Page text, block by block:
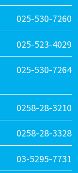
025-530-7260
025-523-4029
025-530-7264
0258-28-3210
0258-28-3328
03-5295-7731